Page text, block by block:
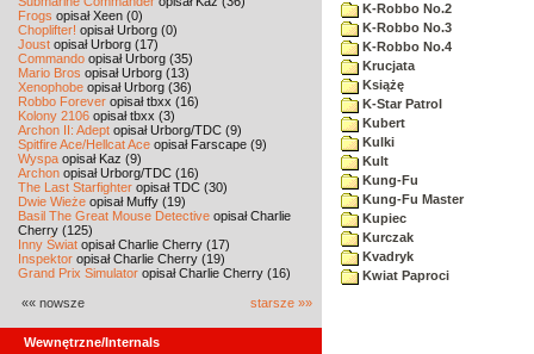
Frogs opisał Xeen (0)
Choplifter! opisał Urborg (0)
Joust opisał Urborg (17)
Commando opisał Urborg (35)
Mario Bros opisał Urborg (13)
Xenophobe opisał Urborg (36)
Robbo Forever opisał tbxx (16)
Kolony 2106 opisał tbxx (3)
Archon II: Adept opisał Urborg/TDC (9)
Spitfire Ace/Hellcat Ace opisał Farscape (9)
Wyspa opisał Kaz (9)
Archon opisał Urborg/TDC (16)
The Last Starfighter opisał TDC (30)
Dwie Wieże opisał Muffy (19)
Basil The Great Mouse Detective opisał Charlie
Cherry (125)
Inny Świat opisał Charlie Cherry (17)
Inspektor opisał Charlie Cherry (19)
Grand Prix Simulator opisał Charlie Cherry (16)
«« nowsze starsze »»
Wewnętrzne/Internals
K-Robbo No.2
K-Robbo No.3
K-Robbo No.4
Krucjata
Książę
K-Star Patrol
Kubert
Kulki
Kult
Kung-Fu
Kung-Fu Master
Kupiec
Kurczak
Kvadryk
Kwiat Paproci